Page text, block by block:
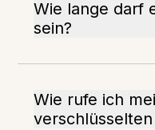
Wie lange darf
sein?
Wie rufe ich